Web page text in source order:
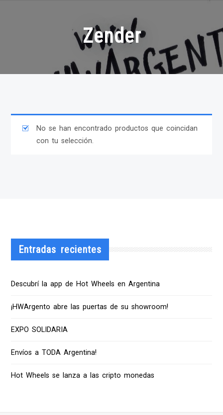
Zender
No se han encontrado productos que coincidan
con tu selección.
Entradas recientes
Descubrí la app de Hot Wheels en Argentina
¡HWArgento abre las puertas de su showroom!
EXPO SOLIDARIA
Envíos a TODA Argentina!
Hot Wheels se lanza a las cripto monedas